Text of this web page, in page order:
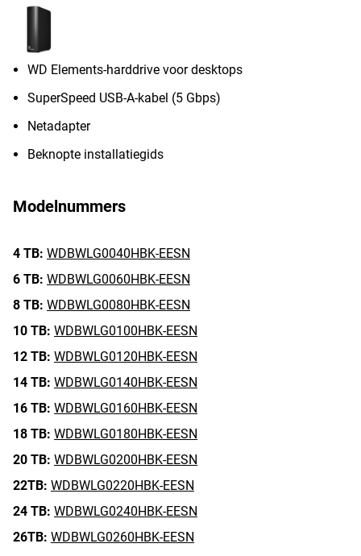
WD Elements-harddrive voor desktops
SuperSpeed USB-A-kabel (5 Gbps)
Netadapter
Beknopte installatiegids
Modelnummers
4 TB: WDBWLG0040HBK-EESN
6 TB: WDBWLG0060HBK-EESN
8 TB: WDBWLG0080HBK-EESN
10 TB: WDBWLG0100HBK-EESN
12 TB: WDBWLG0120HBK-EESN
14 TB: WDBWLG0140HBK-EESN
16 TB: WDBWLG0160HBK-EESN
18 TB: WDBWLG0180HBK-EESN
20 TB: WDBWLG0200HBK-EESN
22TB: WDBWLG0220HBK-EESN
24 TB: WDBWLG0240HBK-EESN
26TB: WDBWLG0260HBK-EESN